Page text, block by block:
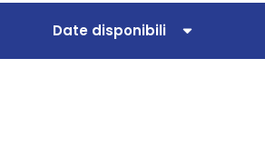
Date disponibili